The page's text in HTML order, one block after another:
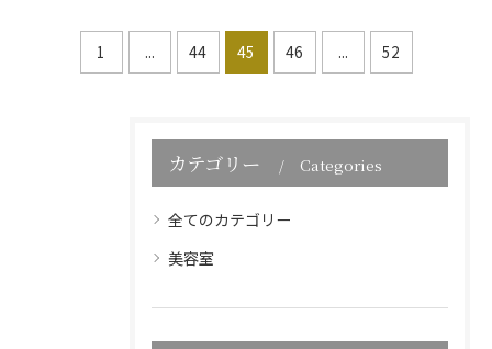
1 ... 44 45 46 ... 52
カテゴリー Categories
全てのカテゴリー
美容室